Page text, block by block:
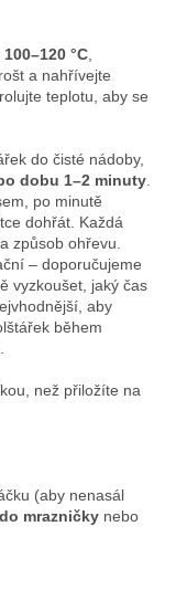
100–120 °C
a nahřívejte
teplotu, aby se
do čisté nádoby,
dobu 1–2 minuty
po minutě
dohřát. Každá
způsob ohřevu.
– doporučujeme
vyzkoušet, jaký čas
aby
během
než přiložíte na
(aby nenasál
mrazničky nebo